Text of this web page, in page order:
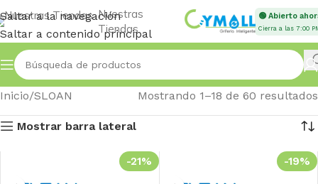
Saltar a la navegación
Saltar a contenido principal
Nuestras
Tiendas
🟢 Abierto
Cierra a las 7:00
Inicio SLOAN Mostrando 1–18 de 60 resultados
Mostrar barra lateral
-21% -19%